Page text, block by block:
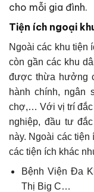
cho mỗi gia đình.
Tiện ích ngoại
Ngoài các khu tiện
còn gần các khu
được thừa hưởng
hành chính, ngân
chợ,… Với vị trí đắc
nghiệp, đầu tư
này. Ngoài các tiện
các tiện ích khác
Bệnh Viện Đa
Thị Big C…